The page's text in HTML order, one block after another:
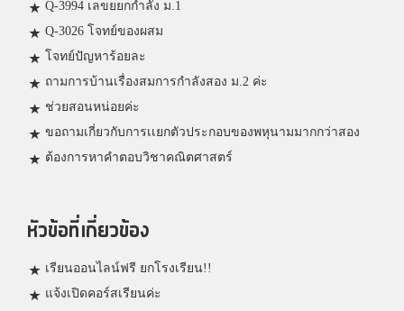
Q-3994 เลขยยกกำลัง ม.1
Q-3026 โจทย์ของผสม
โจทย์ปัญหาร้อยละ
ถามการบ้านเรื่องสมการกำลังสอง ม.2 ค่ะ
ช่วยสอนหน่อยค่ะ
ขอถามเกี่ยวกับการเเยกตัวประกอบของพหุนามมากกว่าสอง
ต้องการหาคำตอบวิชาคณิตศาสตร์
หัวข้อที่เกี่ยวข้อง
เรียนออนไลน์ฟรี ยกโรงเรียน!!
แจ้งเปิดคอร์สเรียนค่ะ